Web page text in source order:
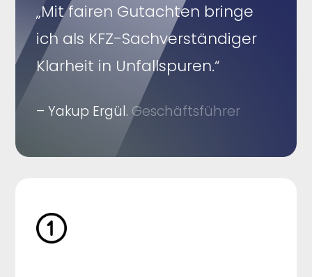
„Mit fairen Gutachten bringe
ich als KFZ-Sachverständiger
Klarheit in Unfallspuren.“
– Yakup Ergül. Geschäftsführer